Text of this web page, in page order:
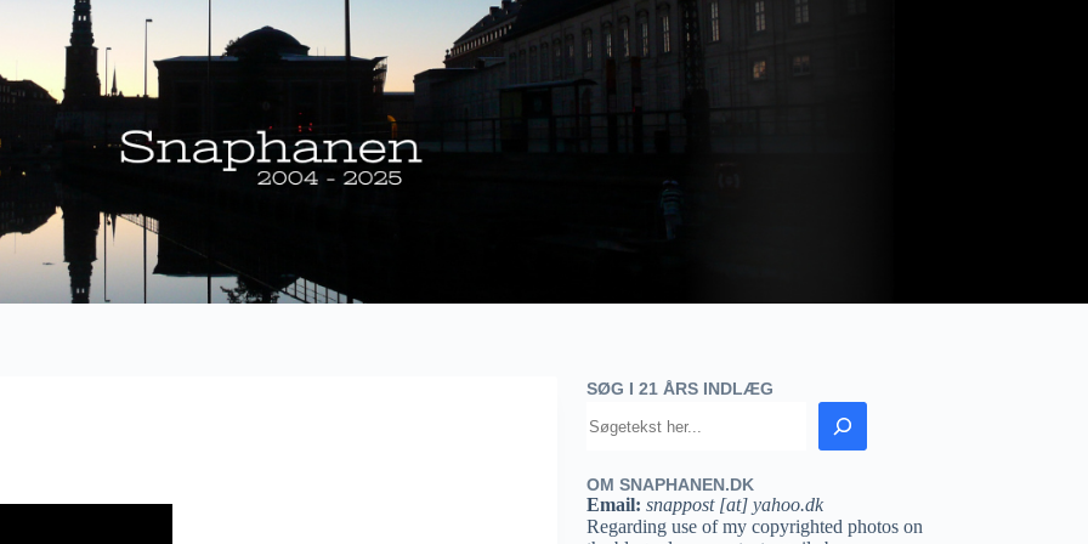
SØG I 21 ÅRS INDLÆG
OM SNAPHANEN.DK
Email: snappost [at] yahoo.dk
Regarding use of my copyrighted photos on